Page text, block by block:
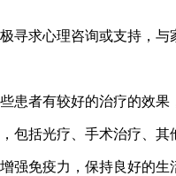
寻求心理咨询或支持，
患者有较好的治疗的效果
包括光疗、手术治疗、
强免疫力，保持良好的生